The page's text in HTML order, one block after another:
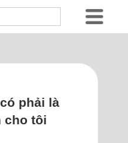
phải là
cho tôi